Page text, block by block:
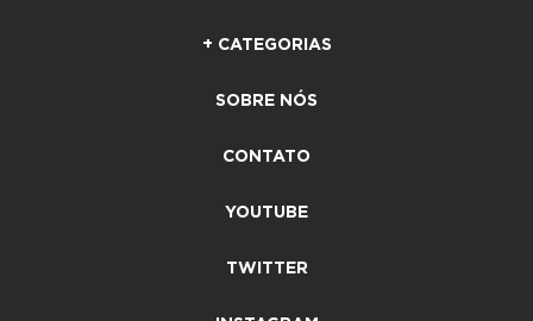
+ CATEGORIAS
SOBRE NÓS
CONTATO
YOUTUBE
TWITTER